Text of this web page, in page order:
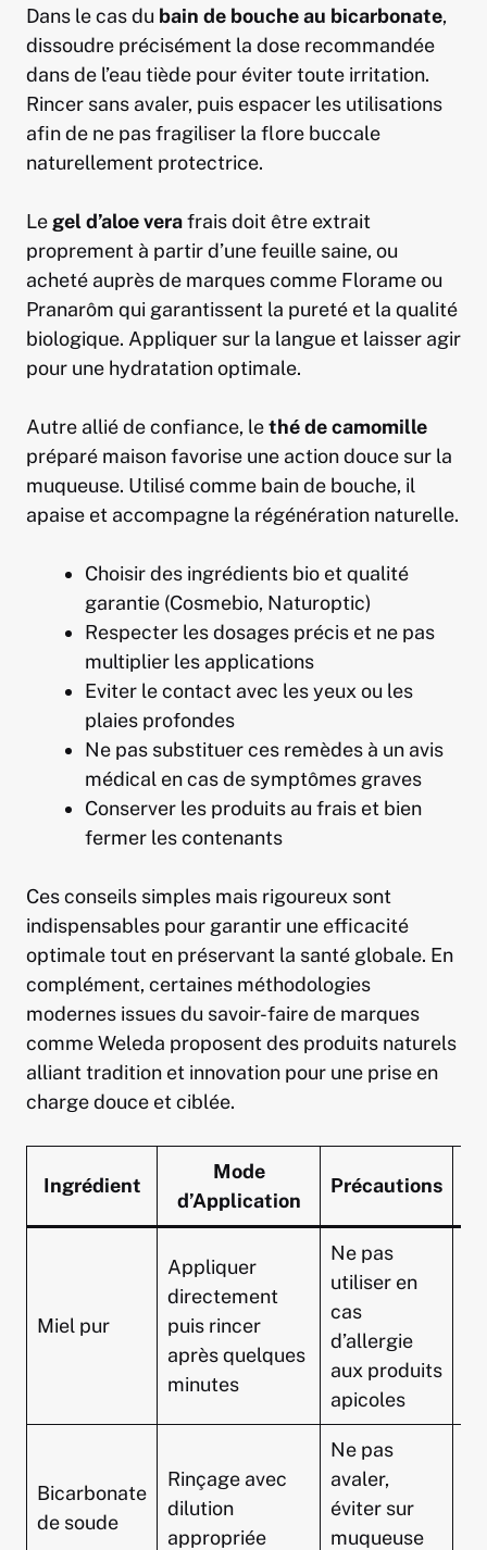
Dans le cas du bain de bouche au bicarbonate,
dissoudre précisément la dose recommandée
dans de l’eau tiède pour éviter toute irritation.
Rincer sans avaler, puis espacer les utilisations
afin de ne pas fragiliser la flore buccale
naturellement protectrice.
Le gel d’aloe verafrais doit être extrait
proprement à partir d’une feuille saine, ou
acheté auprès de marques comme Florame ou
Pranarôm qui garantissent la pureté et la qualité
biologique. Appliquer sur la langue et laisser agir
pour une hydratation optimale.
Autre allié de confiance, lethé de camomille
préparé maison favorise une action douce sur la
muqueuse. Utilisé comme bain de bouche, il
apaise et accompagne la régénération naturelle.
Choisir des ingrédients bio et qualité
garantie (Cosmebio, Naturoptic)
Respecter les dosages précis et ne pas
multiplier les applications
Eviter le contact avec les yeux ou les
plaies profondes
Ne pas substituer ces remèdes à un avis
médical en cas de symptômes graves
Conserver les produits au frais et bien
fermer les contenants
Ces conseils simples mais rigoureux sont
indispensables pour garantir une efficacité
optimale tout en préservant la santé globale. En
complément, certaines méthodologies
modernes issues du savoir-faire de marques
comme Weleda proposent des produits naturels
alliant tradition et innovation pour une prise en
charge douce et ciblée.
Ingrédient
Mode
d’Application
Précautions
Miel pur
Appliquer
directement
puis rincer
après quelques
minutes
Ne pas
utiliser en
cas
d’allergie
aux produits
apicoles
Bicarbonate
de soude
Rinçage avec
dilution
appropriée
Ne pas
avaler,
éviter sur
muqueuse